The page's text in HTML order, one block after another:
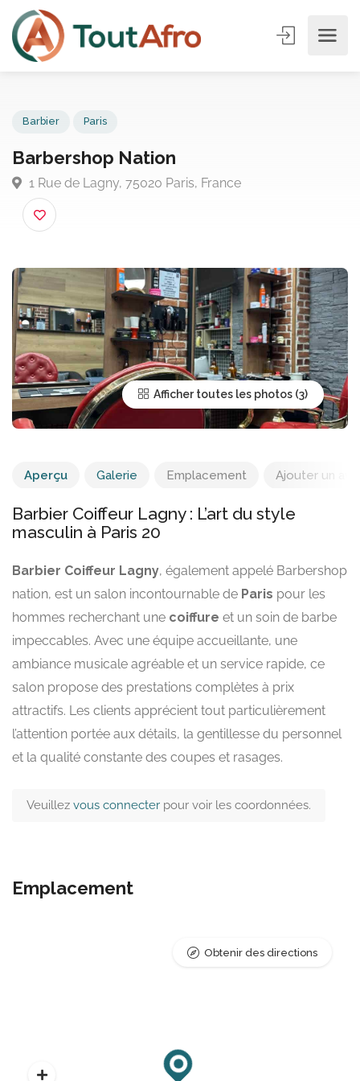
Barbershop Nation
1 Rue de Lagny, 75020 Paris, France
Afficher toutes les photos
Aperçu Galerie Emplacement Ajouter un avis
Barbier Coiffeur Lagny : L’art du style
masculin à Paris 20
Barbier Coiffeur Lagny, également appelé Barbershop
nation, est un salon incontournable de Paris pour les
hommes recherchant une coiffure et un soin de barbe
impeccables. Avec une équipe accueillante, une
ambiance musicale agréable et un service rapide, ce
salon propose des prestations complètes à prix
attractifs. Les clients apprécient tout particulièrement
l’attention portée aux détails, la gentillesse du personnel
et la qualité constante des coupes et rasages.
Veuillez vous connecter pour voir les coordonnées.
Emplacement
Obtenir des directions